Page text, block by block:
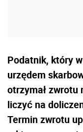
Podatnik, który
urzędem
otrzymał zwrotu
liczyć na
Termin zwrotu